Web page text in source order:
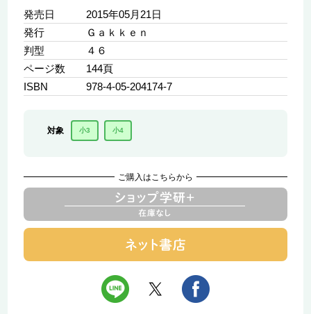
発売日
2015年05月21日
発行
Ｇａｋｋｅｎ
判型
４６
ページ数
144頁
ISBN
978-4-05-204174-7
対象 小3 小4
ご購入はこちらから